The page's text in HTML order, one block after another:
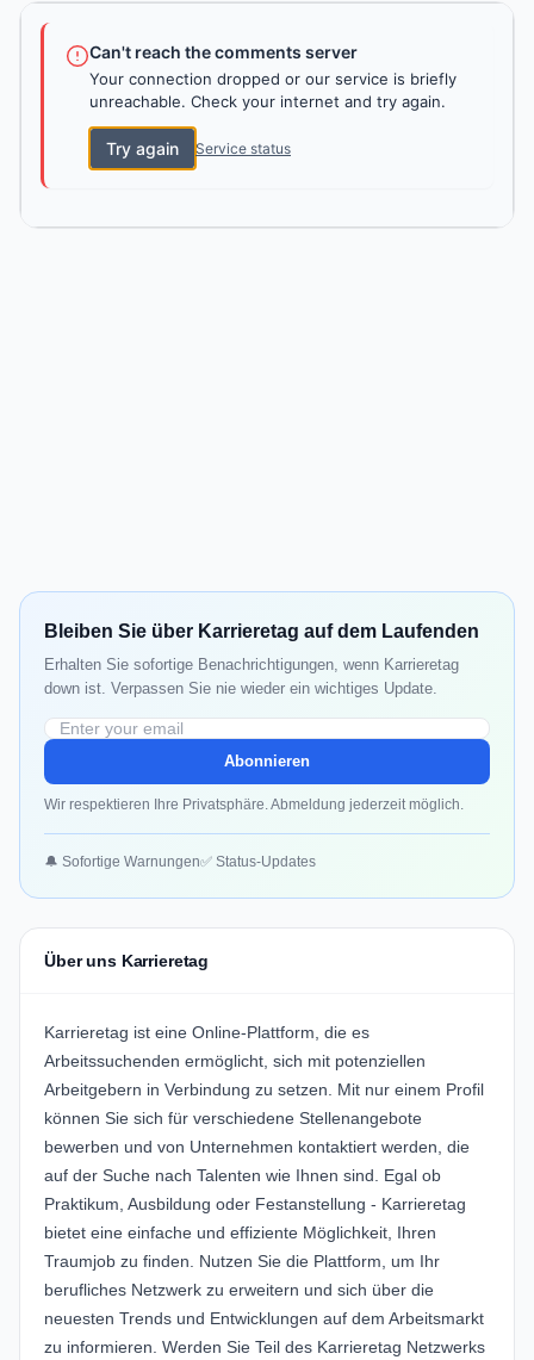
Can't reach the comments server
Your connection dropped or our service is briefly
unreachable. Check your internet and try again.
Try again Service status
Bleiben Sie über Karrieretag auf dem Laufenden
Erhalten Sie sofortige Benachrichtigungen, wenn Karrieretag
down ist. Verpassen Sie nie wieder ein wichtiges Update.
Abonnieren
Wir respektieren Ihre Privatsphäre. Abmeldung jederzeit möglich.
🔔 Sofortige Warnungen✅ Status-Updates
Über uns Karrieretag
Karrieretag ist eine Online-Plattform, die es
Arbeitssuchenden ermöglicht, sich mit potenziellen
Arbeitgebern in Verbindung zu setzen. Mit nur einem Profil
können Sie sich für verschiedene Stellenangebote
bewerben und von Unternehmen kontaktiert werden, die
auf der Suche nach Talenten wie Ihnen sind. Egal ob
Praktikum, Ausbildung oder Festanstellung - Karrieretag
bietet eine einfache und effiziente Möglichkeit, Ihren
Traumjob zu finden. Nutzen Sie die Plattform, um Ihr
berufliches Netzwerk zu erweitern und sich über die
neuesten Trends und Entwicklungen auf dem Arbeitsmarkt
zu informieren. Werden Sie Teil des Karrieretag Netzwerks